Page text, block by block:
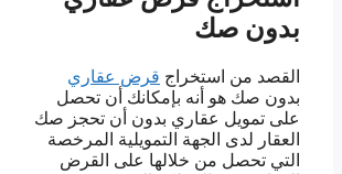
بدون صك
القصد من استخراج قرض عقاري
بدون صك هو أنه بإمكانك أن تحصل
على تمويل عقاري بدون أن تحجز صك
العقار لدى الجهة التمويلية المرخصة
التي تحصل من خلالها على القرض